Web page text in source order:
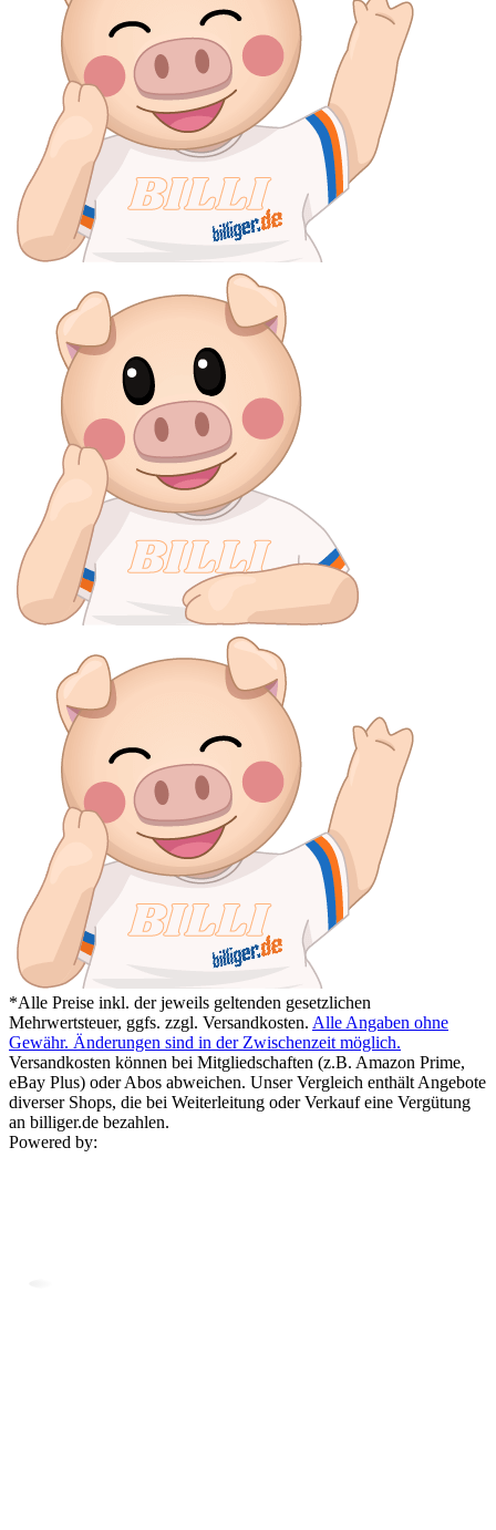
*Alle Preise inkl. der jeweils geltenden gesetzlichen
Mehrwertsteuer, ggfs. zzgl. Versandkosten. Alle Angaben ohne
Gewähr. Änderungen sind in der Zwischenzeit möglich.
Versandkosten können bei Mitgliedschaften (z.B. Amazon Prime,
eBay Plus) oder Abos abweichen. Unser Vergleich enthält Angebote
diverser Shops, die bei Weiterleitung oder Verkauf eine Vergütung
an billiger.de bezahlen.
Powered by: